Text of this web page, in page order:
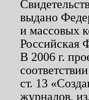
выдано
и массовых
Российская
В 2006 г.
ст. 13
журналов,